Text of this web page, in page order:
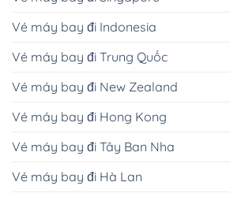
Vé máy bay đi Indonesia
Vé máy bay đi Trung Quốc
Vé máy bay đi New Zealand
Vé máy bay đi Hong Kong
Vé máy bay đi Tây Ban Nha
Vé máy bay đi Hà Lan